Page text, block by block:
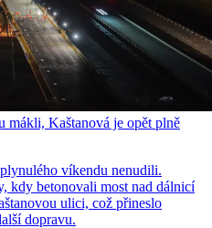
mákli, Kaštanová je opět plně
víkendu nenudili.
kdy betonovali most nad dálnicí
ulici, což přineslo
dopravu.